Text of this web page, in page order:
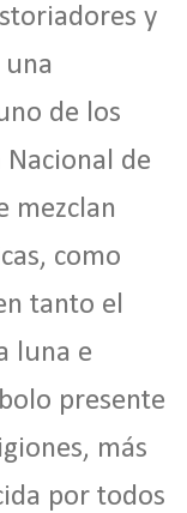
y
de los
de
mezclan
como
tanto el
luna e
presente
más
por todos